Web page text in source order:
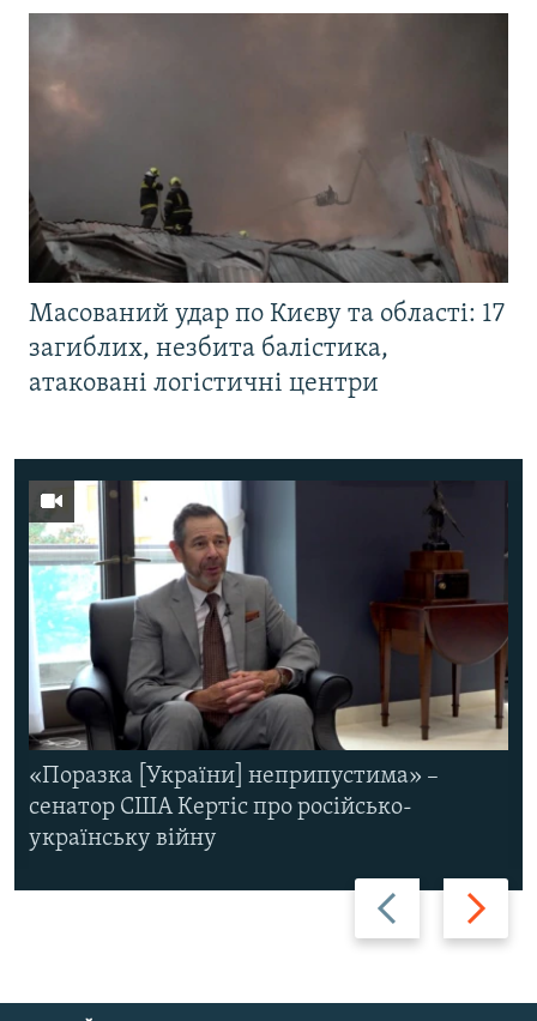
Масований удар по Києву та області: 17
загиблих, незбита балістика,
атаковані логістичні центри
Назад Вперед
«Поразка [України] неприпустима» –
сенатор США Кертіс про російсько-
українську війну